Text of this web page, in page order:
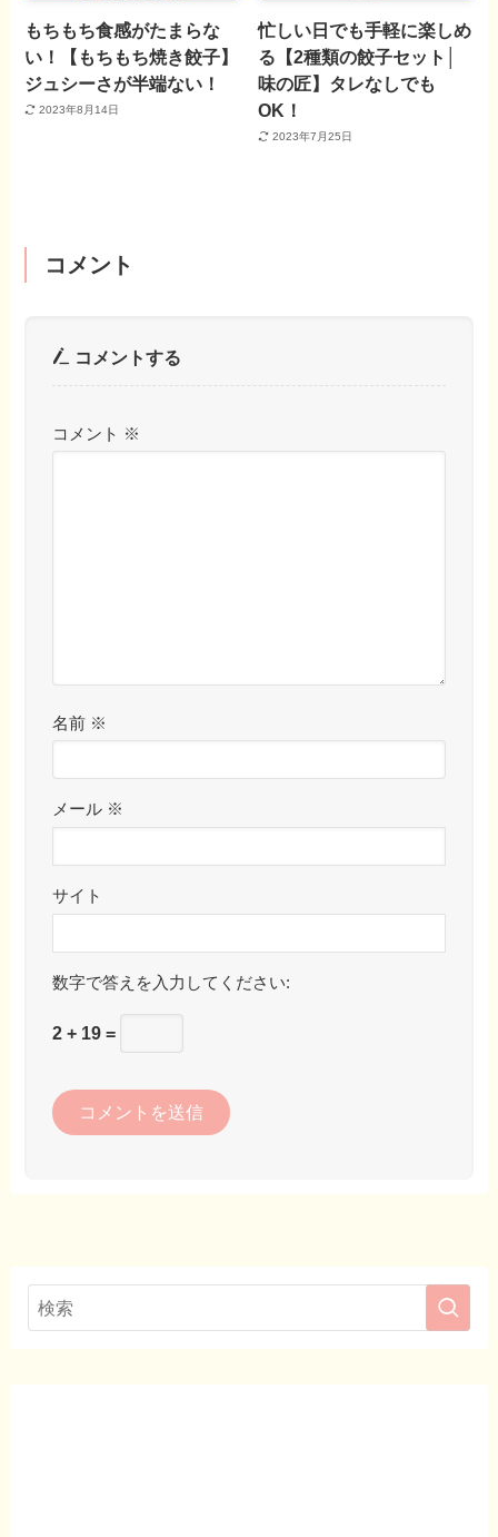
もちもち食感がたまらな
い！【もちもち焼き餃子】
ジュシーさが半端ない！
2023年8月14日
忙しい日でも手軽に楽しめ
る【2種類の餃子セット│
味の匠】タレなしでも
OK！
2023年7月25日
コメント
コメントする
コメント ※
名前 ※
メール ※
サイト
数字で答えを入力してください:
2 + 19 =